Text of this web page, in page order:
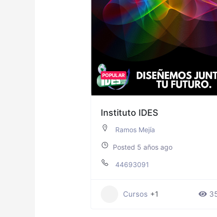
POPULAR
Instituto IDES
Ramos Mejía
Posted 5 años ago
44693091
Cursos +1